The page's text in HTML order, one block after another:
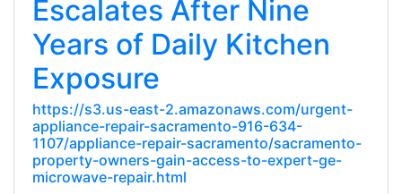
Escalates After Nine
Years of Daily Kitchen
Exposure
https://s3.us-east-2.amazonaws.com/urgent-
appliance-repair-sacramento-916-634-
1107/appliance-repair-sacramento/sacramento-
property-owners-gain-access-to-expert-ge-
microwave-repair.html